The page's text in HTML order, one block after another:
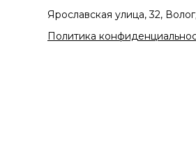
Ярославская улица, 32,
Политика